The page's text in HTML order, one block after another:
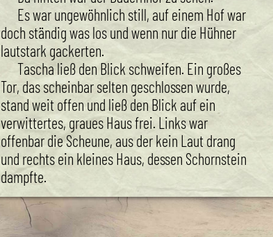
Es war ungewöhnlich still, auf einem Hof war
doch ständig was los und wenn nur die Hühner
lautstark gackerten.
Tascha ließ den Blick schweifen. Ein großes
Tor, das scheinbar selten geschlossen wurde,
stand weit offen und ließ den Blick auf ein
verwittertes, graues Haus frei. Links war
offenbar die Scheune, aus der kein Laut drang
und rechts ein kleines Haus, dessen Schornstein
dampfte.